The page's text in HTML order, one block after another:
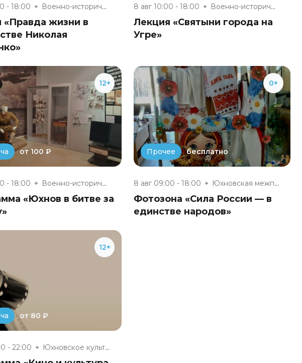
- 18:00 Военно-исторический музей «Юхн...
«Правда жизни в
Николая
8 авг 10:00 - 18:00 Военно-исторический музей «Юхн...
Лекция «Святыни города на
Угре»
12+
от 100 ₽
- 18:00 Военно-исторический музей «Юхн...
«Юхнов в битве за
0+
Прочее бесплатно
8 авг 09:00 - 18:00 Юхновская межпоселенческая биб...
Фотозона «Сила России — в
единстве народов»
12+
от 80 ₽
- 22:00 Юхновское культурно-досуговое...